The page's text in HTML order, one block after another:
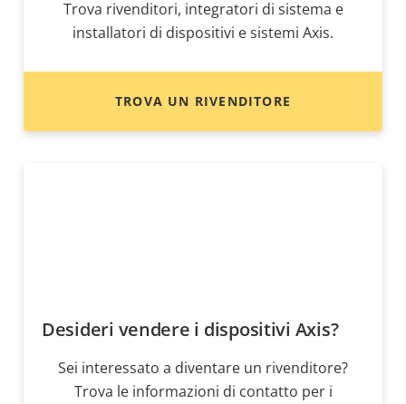
Trova rivenditori, integratori di sistema e
installatori di dispositivi e sistemi Axis.
TROVA UN RIVENDITORE
Desideri vendere i dispositivi Axis?
Sei interessato a diventare un rivenditore?
Trova le informazioni di contatto per i